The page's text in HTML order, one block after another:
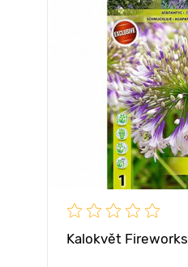
Kalokvět Fireworks